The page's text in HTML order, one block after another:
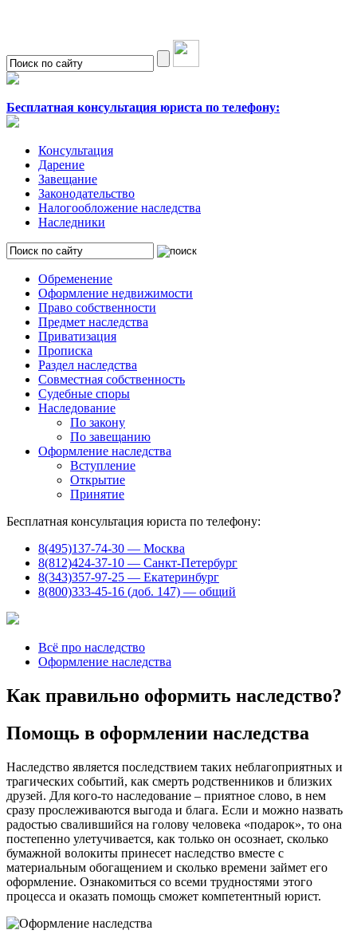
Бесплатная консультация юриста по телефону:
Консультация
Дарение
Завещание
Законодательство
Налогообложение наследства
Наследники
Обременение
Оформление недвижимости
Право собственности
Предмет наследства
Приватизация
Прописка
Раздел наследства
Совместная собственность
Судебные споры
Наследование
По закону
По завещанию
Оформление наследства
Вступление
Открытие
Принятие
Бесплатная консультация юриста по телефону:
8(495)137-74-30 — Москва
8(812)424-37-10 — Санкт-Петербург
8(343)357-97-25 — Екатеринбург
8(800)333-45-16 (доб. 147) — общий
Всё про наследство
Оформление наследства
Как правильно оформить наследство?
Помощь в оформлении наследства
Наследство является последствием таких неблагоприятных и
трагических событий, как смерть родственников и близких
друзей. Для кого-то наследование – приятное слово, в нем
сразу прослеживаются выгода и блага. Если и можно назвать
радостью свалившийся на голову человека «подарок», то она
постепенно улетучивается, как только он осознает, сколько
бумажной волокиты принесет наследство вместе с
материальным обогащением и сколько времени займет его
оформление. Ознакомиться со всеми трудностями этого
процесса и оказать помощь сможет компетентный юрист.